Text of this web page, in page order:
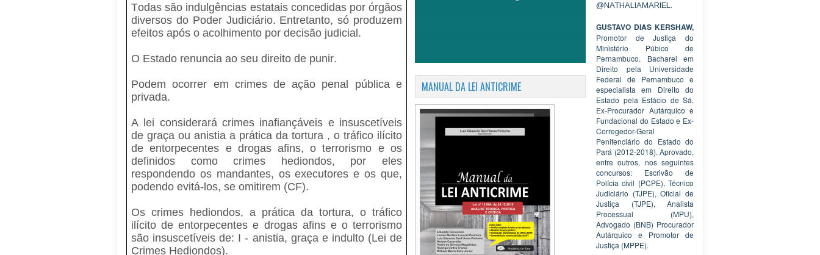
Todas são indulgências estatais concedidas por órgãos
diversos do Poder Judiciário. Entretanto, só produzem
efeitos após o acolhimento por decisão judicial.
O Estado renuncia ao seu direito de punir.
Podem ocorrer em crimes de ação penal pública e
privada.
A lei considerará crimes inafiançáveis e insuscetíveis
de graça ou anistia a prática da tortura , o tráfico ilícito
de entorpecentes e drogas afins, o terrorismo e os
definidos como crimes hediondos, por eles
respondendo os mandantes, os executores e os que,
podendo evitá-los, se omitirem (CF).
Os crimes hediondos, a prática da tortura, o tráfico
ilícito de entorpecentes e drogas afins e o terrorismo
são insuscetíveis de: I - anistia, graça e indulto (Lei de
Crimes Hediondos).
MANUAL DA LEI ANTICRIME
@NATHALIAMARIEL.
GUSTAVO DIAS KERSHAW,
Promotor de Justiça do
Ministério Púbico de
Pernambuco. Bacharel em
Direito pela Universidade
Federal de Pernambuco e
especialista em Direito do
Estado pela Estácio de Sá.
Ex-Procurador Autárquico e
Fundacional do Estado e Ex-
Corregedor-Geral
Penitenciário do Estado do
Pará (2012-2018). Aprovado,
entre outros, nos seguintes
concursos: Escrivão de
Polícia civil (PCPE), Técnico
Judiciário (TJPE), Oficial de
Justiça (TJPE), Analista
Processual (MPU),
Advogado (BNB) Procurador
Autárquico e Promotor de
Justiça (MPPE).